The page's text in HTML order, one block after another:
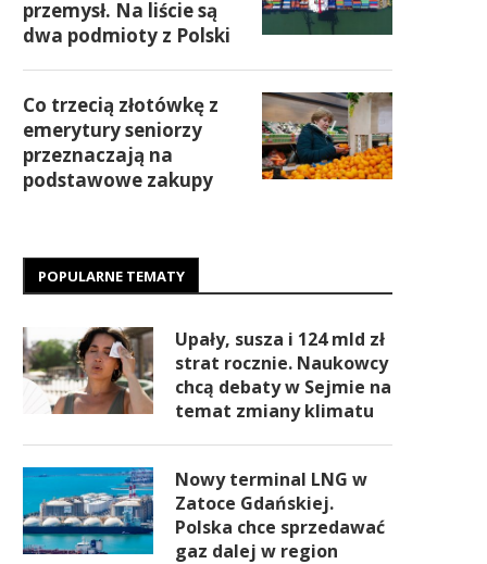
przemysł. Na liście są
dwa podmioty z Polski
Co trzecią złotówkę z
emerytury seniorzy
przeznaczają na
podstawowe zakupy
POPULARNE TEMATY
Upały, susza i 124 mld zł
strat rocznie. Naukowcy
chcą debaty w Sejmie na
temat zmiany klimatu
Nowy terminal LNG w
Zatoce Gdańskiej.
Polska chce sprzedawać
gaz dalej w region